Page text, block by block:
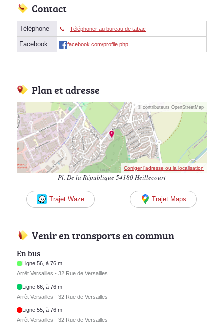
Contact
Téléphone Téléphoner au bureau de tabac
Facebook facebook.com/profile.php
Plan et adresse
© contributeurs OpenStreetMap
Corriger l’adresse ou la localisation
Pl. De la République 54180 Heillecourt
Trajet Waze Trajet Maps
Venir en transports en commun
En bus
Ligne 56, à 76 m
Arrêt Versailles - 32 Rue de Versailles
Ligne 66, à 76 m
Arrêt Versailles - 32 Rue de Versailles
Ligne 55, à 76 m
Arrêt Versailles - 32 Rue de Versailles